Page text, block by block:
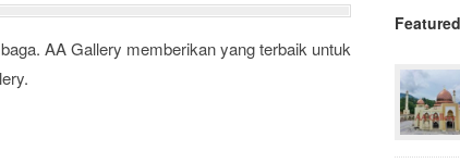
AA Gallery memberikan yang terbaik untuk